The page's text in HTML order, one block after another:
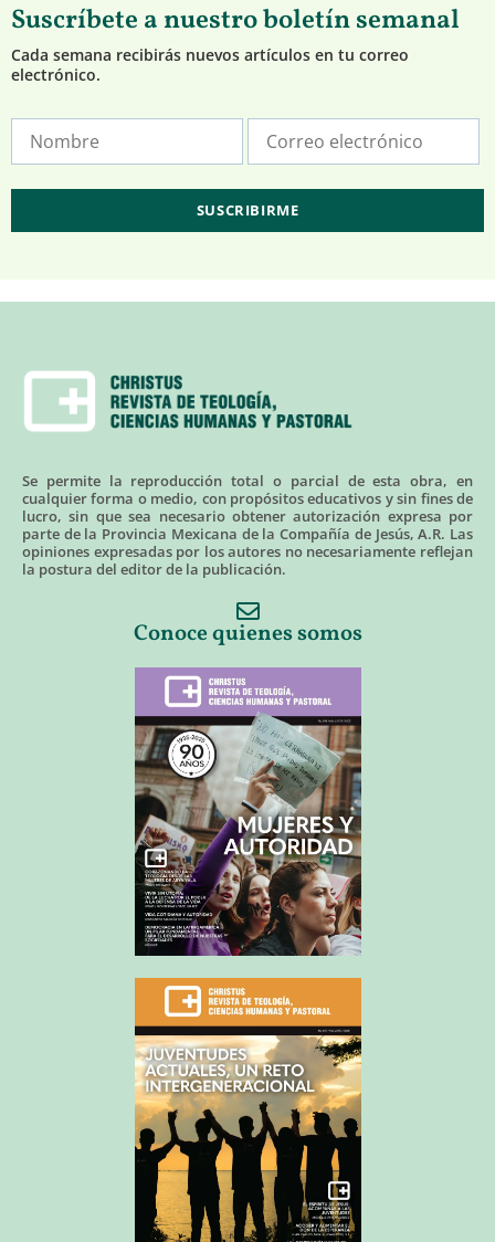
Suscríbete a nuestro boletín semanal
Cada semana recibirás nuevos artículos en tu correo
electrónico.
Se permite la reproducción total o parcial de esta obra, en
cualquier forma o medio, con propósitos educativos y sin fines de
lucro, sin que sea necesario obtener autorización expresa por
parte de la Provincia Mexicana de la Compañía de Jesús, A.R. Las
opiniones expresadas por los autores no necesariamente reflejan
la postura del editor de la publicación.
Conoce quienes somos